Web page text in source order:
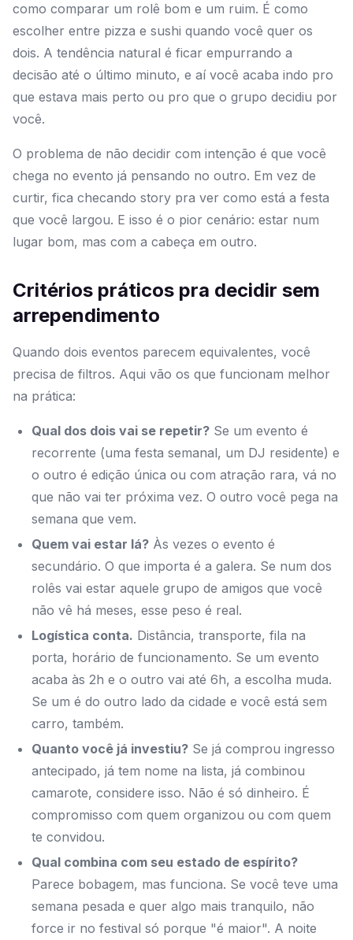
como comparar um rolê bom e um ruim. É como
escolher entre pizza e sushi quando você quer os
dois. A tendência natural é ficar empurrando a
decisão até o último minuto, e aí você acaba indo pro
que estava mais perto ou pro que o grupo decidiu por
você.
O problema de não decidir com intenção é que você
chega no evento já pensando no outro. Em vez de
curtir, fica checando story pra ver como está a festa
que você largou. E isso é o pior cenário: estar num
lugar bom, mas com a cabeça em outro.
Critérios práticos pra decidir sem
arrependimento
Quando dois eventos parecem equivalentes, você
precisa de filtros. Aqui vão os que funcionam melhor
na prática:
Qual dos dois vai se repetir? Se um evento é
recorrente (uma festa semanal, um DJ residente) e
o outro é edição única ou com atração rara, vá no
que não vai ter próxima vez. O outro você pega na
semana que vem.
Quem vai estar lá? Às vezes o evento é
secundário. O que importa é a galera. Se num dos
rolês vai estar aquele grupo de amigos que você
não vê há meses, esse peso é real.
Logística conta. Distância, transporte, fila na
porta, horário de funcionamento. Se um evento
acaba às 2h e o outro vai até 6h, a escolha muda.
Se um é do outro lado da cidade e você está sem
carro, também.
Quanto você já investiu? Se já comprou ingresso
antecipado, já tem nome na lista, já combinou
camarote, considere isso. Não é só dinheiro. É
compromisso com quem organizou ou com quem
te convidou.
Qual combina com seu estado de espírito?
Parece bobagem, mas funciona. Se você teve uma
semana pesada e quer algo mais tranquilo, não
force ir no festival só porque "é maior". A noite